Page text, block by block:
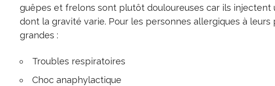
guêpes et frelons sont plutôt douloureuses car ils
dont la gravité varie. Pour les personnes allergiques à
grandes :
Troubles respiratoires
Choc anaphylactique